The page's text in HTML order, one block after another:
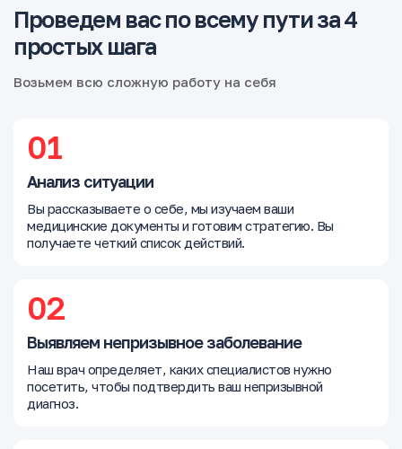
Проведем вас по всему пути за 4
простых шага
Возьмем всю сложную работу на себя
01
Анализ ситуации
Вы рассказываете о себе, мы изучаем ваши
медицинские документы и готовим стратегию. Вы
получаете четкий список действий.
02
Выявляем непризывное заболевание
Наш врач определяет, каких специалистов нужно
посетить, чтобы подтвердить ваш непризывной
диагноз.